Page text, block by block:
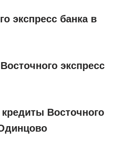
экспресс банка в
экспресс
Восточного